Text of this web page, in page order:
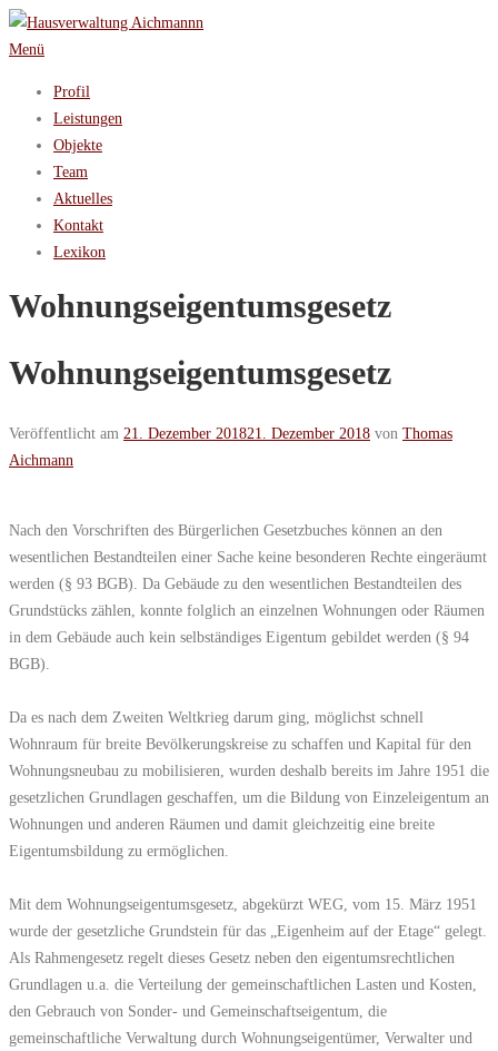
Zum
Inhalt
Menü
Profil
Leistungen
Objekte
Team
Aktuelles
Kontakt
Lexikon
Wohnungseigentumsgesetz
Wohnungseigentumsgesetz
Veröffentlicht am 21. Dezember 201821. Dezember 2018 von Thomas
Aichmann
Nach den Vorschriften des Bürgerlichen Gesetzbuches können an den
wesentlichen Bestandteilen einer Sache keine besonderen Rechte eingeräumt
werden (§ 93 BGB). Da Gebäude zu den wesentlichen Bestandteilen des
Grundstücks zählen, konnte folglich an einzelnen Wohnungen oder Räumen
in dem Gebäude auch kein selbständiges Eigentum gebildet werden (§ 94
BGB).
Da es nach dem Zweiten Weltkrieg darum ging, möglichst schnell
Wohnraum für breite Bevölkerungskreise zu schaffen und Kapital für den
Wohnungsneubau zu mobilisieren, wurden deshalb bereits im Jahre 1951 die
gesetzlichen Grundlagen geschaffen, um die Bildung von Einzeleigentum an
Wohnungen und anderen Räumen und damit gleichzeitig eine breite
Eigentumsbildung zu ermöglichen.
Mit dem Wohnungseigentumsgesetz, abgekürzt WEG, vom 15. März 1951
wurde der gesetzliche Grundstein für das „Eigenheim auf der Etage“ gelegt.
Als Rahmengesetz regelt dieses Gesetz neben den eigentumsrechtlichen
Grundlagen u.a. die Verteilung der gemeinschaftlichen Lasten und Kosten,
den Gebrauch von Sonder- und Gemeinschaftseigentum, die
gemeinschaftliche Verwaltung durch Wohnungseigentümer, Verwalter und